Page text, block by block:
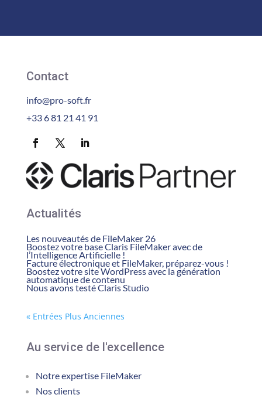
Contact
info@pro-soft.fr
+33 6 81 21 41 91
Actualités
Les nouveautés de FileMaker 26
Boostez votre base Claris FileMaker avec de
l’Intelligence Artificielle !
Facture électronique et FileMaker, préparez-vous !
Boostez votre site WordPress avec la génération
automatique de contenu
Nous avons testé Claris Studio
« Entrées Plus Anciennes
Au service de l'excellence
Notre expertise FileMaker
Nos clients